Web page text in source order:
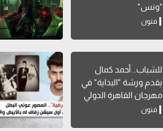
"ونس"
فنون
للشباب.. أحمد كمال
يقدم ورشة "البداية" في
مهرجان القاهرة الدولي
للمسرح التجريبي
فنون